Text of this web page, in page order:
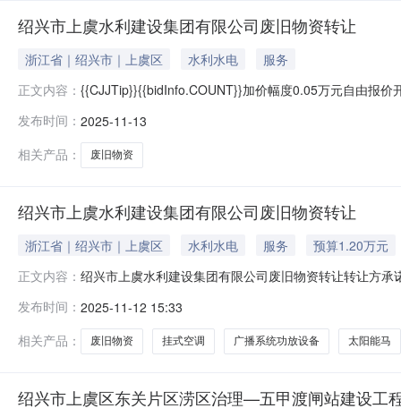
绍兴市上虞水利建设集团有限公司废旧物资转让
浙江省｜绍兴市｜上虞区 水利水电
服务
正文内容： {{CJJTip}}{{bidInfo.COUNT}}加价幅度0.05万元自由报
发布时间： 2025-11-13
相关产品：
废旧物资
绍兴市上虞水利建设集团有限公司废旧物资转让
浙江省｜绍兴市｜上虞区 水利水电 服务
预算1.20万元
正文内容： 绍兴市上虞水利建设集团有限公司废旧物资转让转让方
设定担保物权的资产转让，符合《中华人民共和国民法
让申请及相关材料真实、完整、准确、合法、有
发布时间： 2025-11-12 15:33
相关产品：
废旧物资 挂式空调 广播系统功放设备 太阳能马
绍兴市上虞区东关片区涝区治理—五甲渡闸站建设工